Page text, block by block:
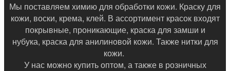
Мы поставляем химию для обработки кожи. Краску для
кожи, воски, крема, клей. В ассортимент красок входят
покрывные, проникающие, краска для замши и
нубука, краска для анилиновой кожи. Также нитки для
кожи.
У нас можно купить оптом, а также в розничных